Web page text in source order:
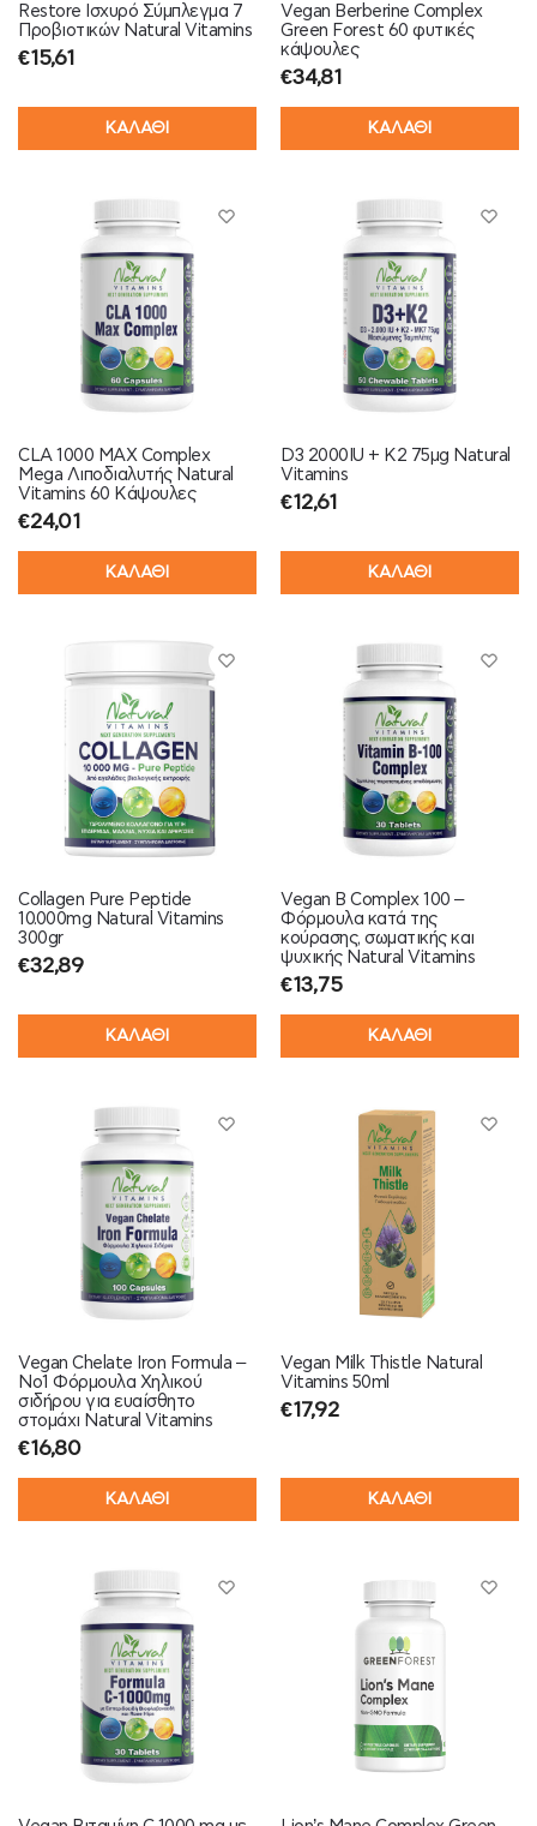
Restore Ισχυρό Σύμπλεγμα 7
Προβιοτικών Natural Vitamins
€15,61
ΚΑΛΑΘΙ
Vegan Berberine Complex
Green Forest 60 φυτικές
κάψουλες
€34,81
ΚΑΛΑΘΙ
CLA 1000 MAX Complex
Mega Λιποδιαλυτής Natural
Vitamins 60 Κάψουλες
€24,01
ΚΑΛΑΘΙ
D3 2000IU + K2 75μg Natural
Vitamins
€12,61
ΚΑΛΑΘΙ
Collagen Pure Peptide
10.000mg Natural Vitamins
300gr
€32,89
ΚΑΛΑΘΙ
Vegan B Complex 100 –
Φόρμουλα κατά της
κούρασης, σωματικής και
ψυχικής Natural Vitamins
€13,75
ΚΑΛΑΘΙ
Vegan Chelate Iron Formula –
Νο1 Φόρμουλα Χηλικού
σιδήρου για ευαίσθητο
στομάχι Natural Vitamins
€16,80
ΚΑΛΑΘΙ
Vegan Milk Thistle Natural
Vitamins 50ml
€17,92
ΚΑΛΑΘΙ